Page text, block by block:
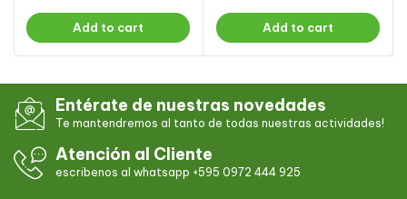
Add to cart Add to cart
Entérate de nuestras novedades
Te mantendremos al tanto de todas nuestras actividades!
Atención al Cliente
escribenos al whatsapp +595 0972 444 925